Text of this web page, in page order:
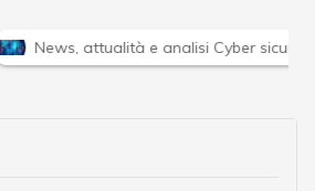
News, attualità e analisi Cyber